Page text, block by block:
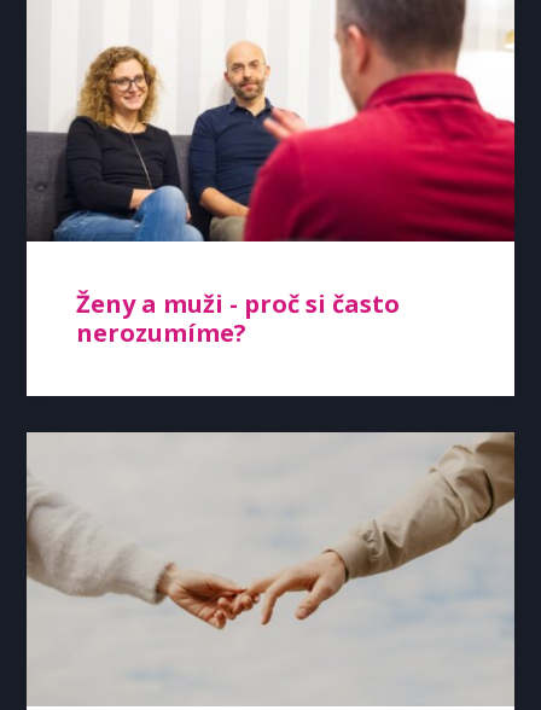
Ženy a muži - proč si často
nerozumíme?